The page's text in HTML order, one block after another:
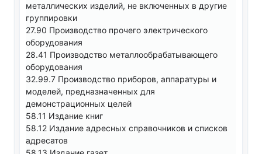
металлических изделий, не включенных в другие
группировки
27.90 Производство прочего электрического
оборудования
28.41 Производство металлообрабатывающего
оборудования
32.99.7 Производство приборов, аппаратуры и
моделей, предназначенных для
демонстрационных целей
58.11 Издание книг
58.12 Издание адресных справочников и списков
адресатов